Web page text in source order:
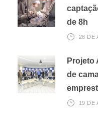
de 8h
28 DE
Projeto
de
19 DE